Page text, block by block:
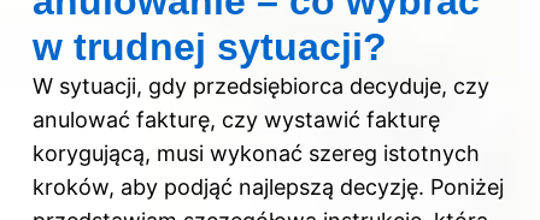
w trudnej sytuacji?
W sytuacji, gdy przedsiębiorca decyduje, czy
anulować fakturę, czy wystawić fakturę
korygującą, musi wykonać szereg istotnych
kroków, aby podjąć najlepszą decyzję. Poniżej